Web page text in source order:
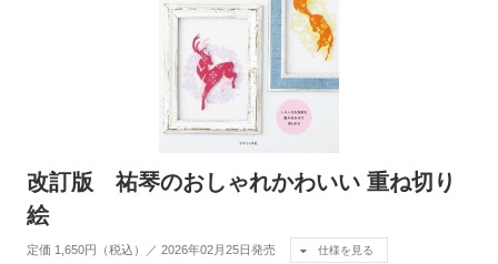
改訂版 祐琴のおしゃれかわいい 重ね切り
絵
定価 1,650円（税込）／ 2026年02月25日発売 仕様を見る